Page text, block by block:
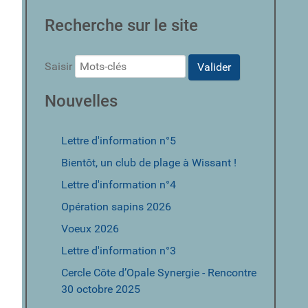
le mot de passe
Recherche sur le site
Saisir Valider
Nouvelles
Lettre d'information n°5
Bientôt, un club de plage à Wissant !
Lettre d'information n°4
Opération sapins 2026
Voeux 2026
Lettre d'information n°3
Cercle Côte d’Opale Synergie - Rencontre
30 octobre 2025